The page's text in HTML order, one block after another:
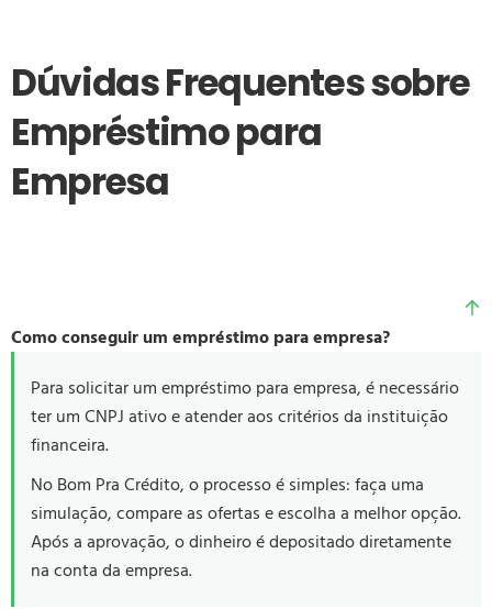
Dúvidas Frequentes sobre
Empréstimo para
Empresa
Como conseguir um empréstimo para empresa?
Para solicitar um empréstimo para empresa, é necessário
ter um CNPJ ativo e atender aos critérios da instituição
financeira.
No Bom Pra Crédito, o processo é simples: faça uma
simulação, compare as ofertas e escolha a melhor opção.
Após a aprovação, o dinheiro é depositado diretamente
na conta da empresa.